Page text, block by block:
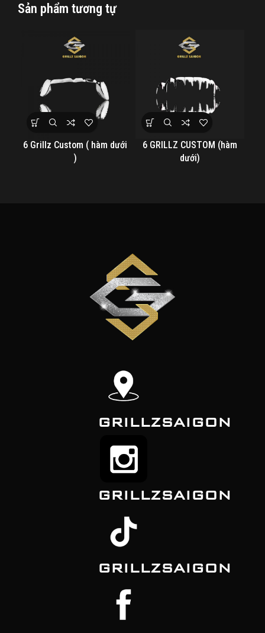
Sản phẩm tương tự
6 Grillz Custom ( hàm dưới
)
6 GRILLZ CUSTOM (hàm
dưới)
GRILLZSAIGON
GRILLZSAIGON
GRILLZSAIGON